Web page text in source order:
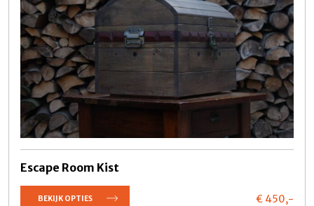
Escape Room Kist
BEKIJK OPTIES € 450,-